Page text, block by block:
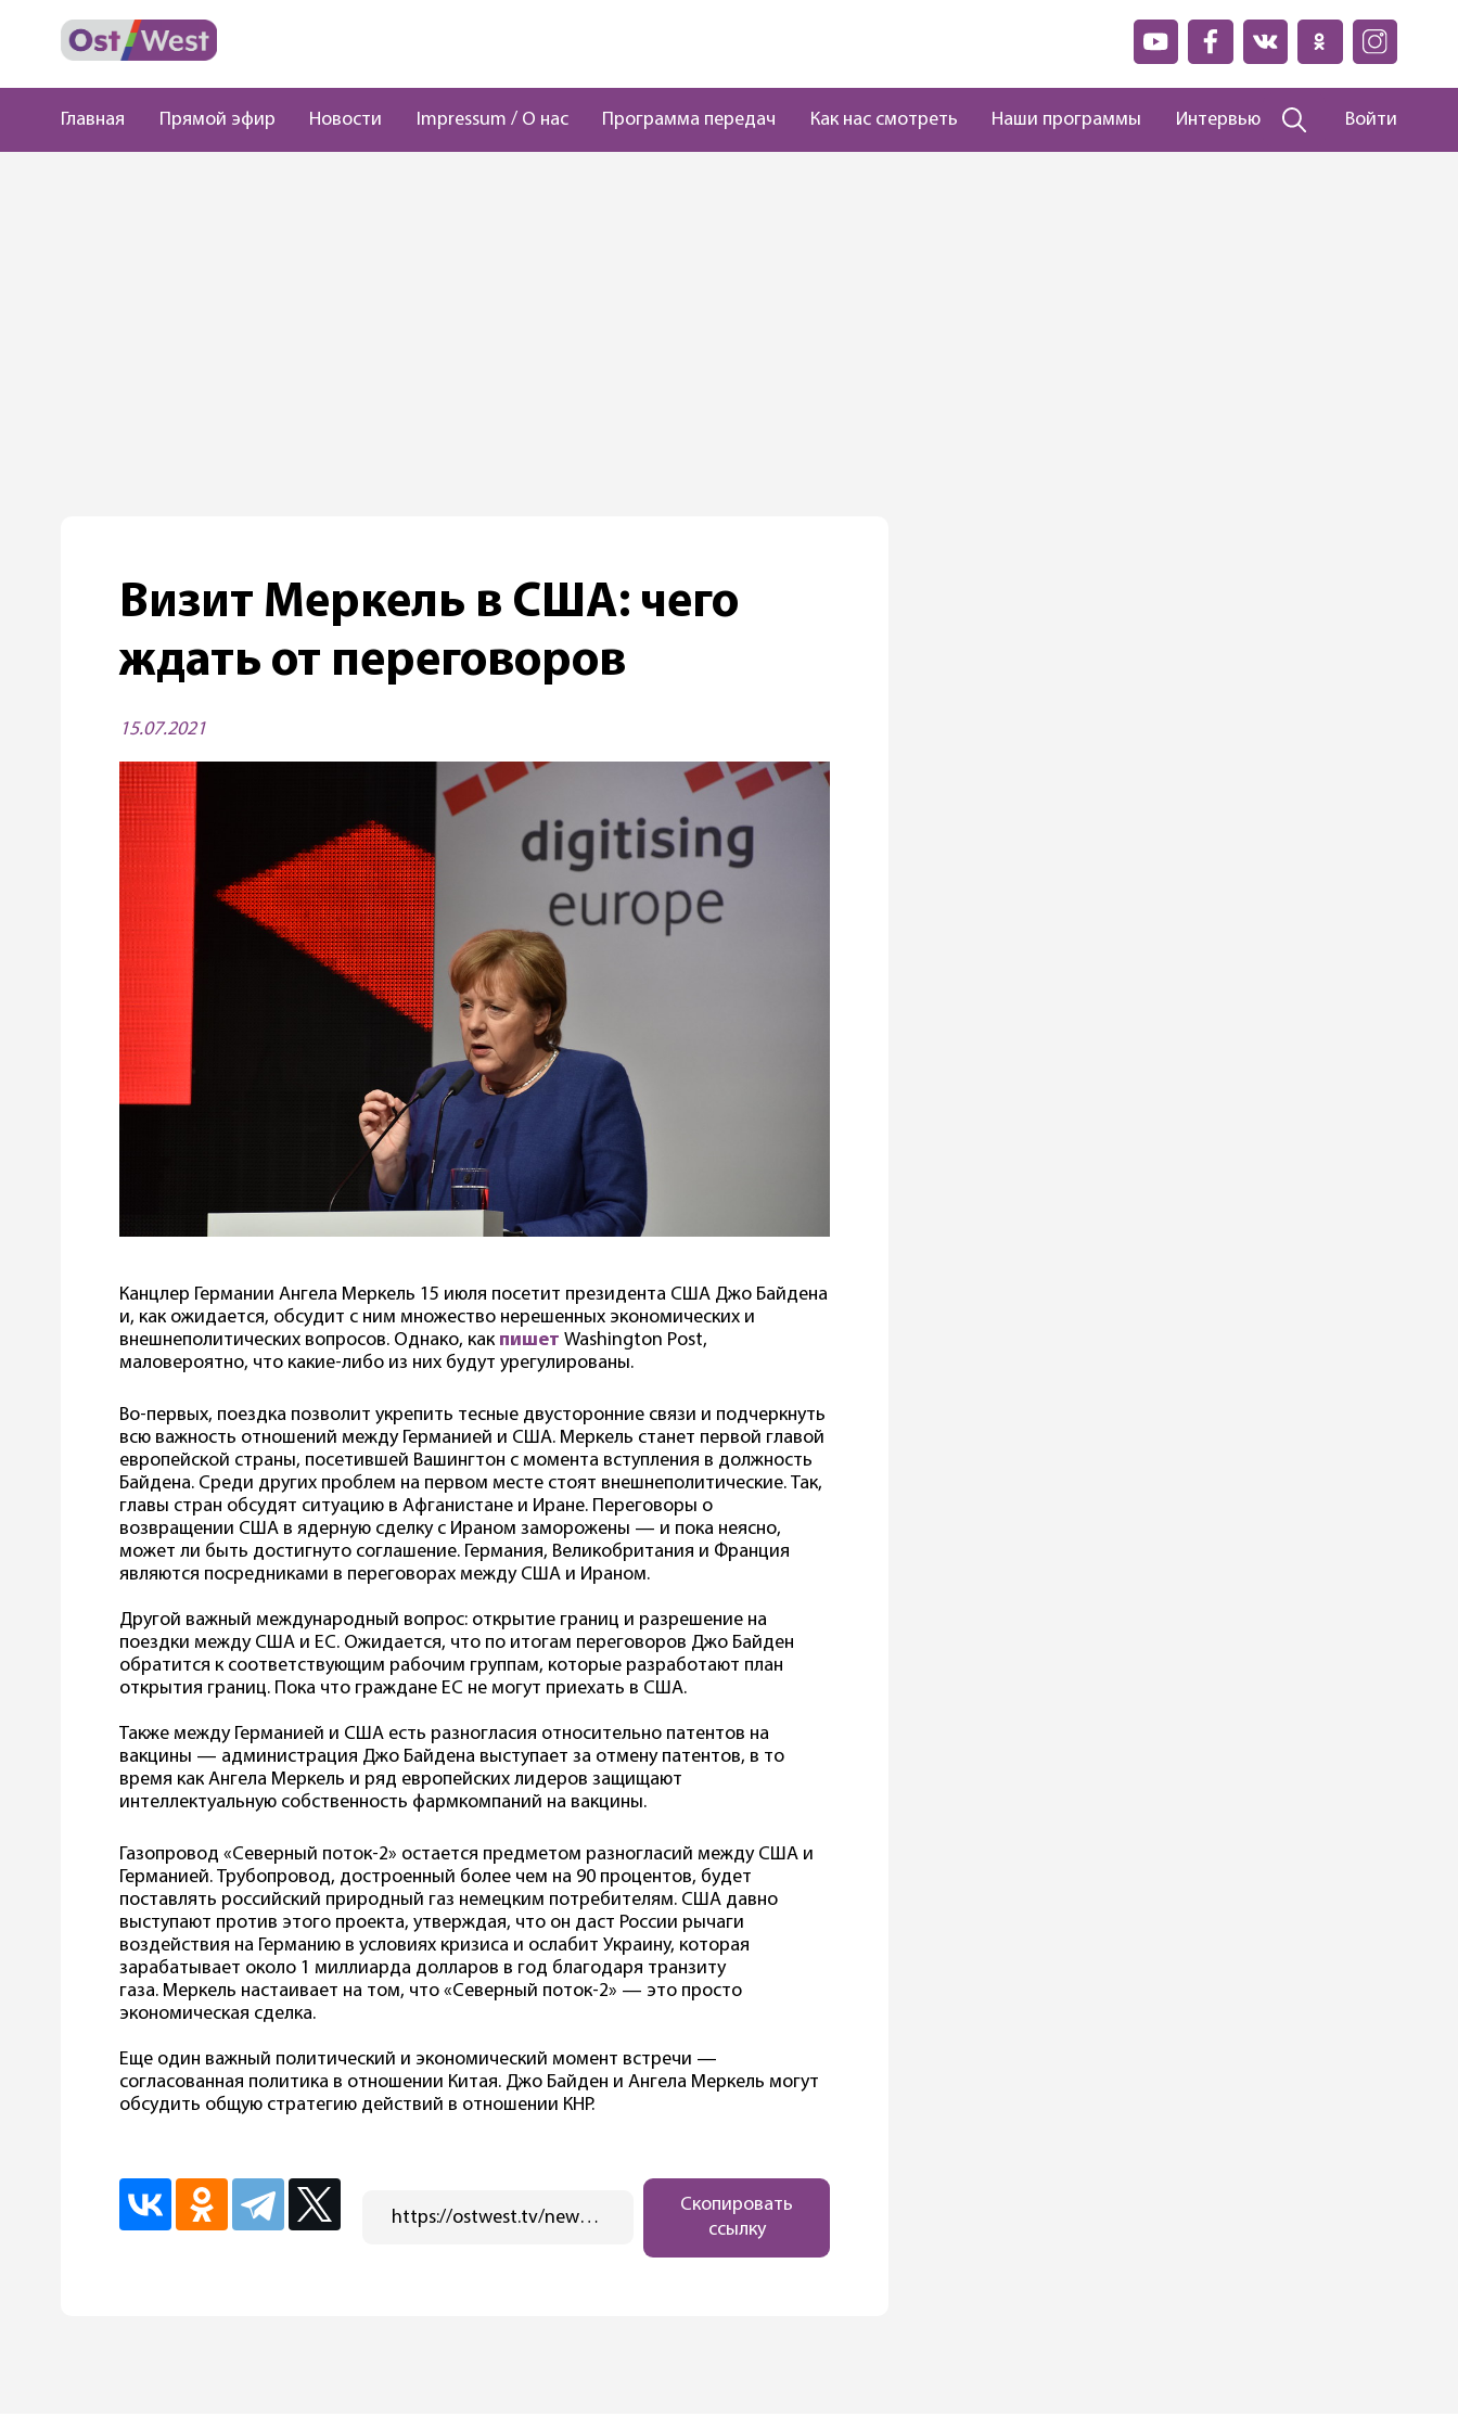
Главная Прямой эфир Новости Impressum / О нас Программа передач Как нас смотреть Наши программы Интервью Войти
Визит Меркель в США: чего
ждать от переговоров
15.07.2021
Канцлер Германии Ангела Меркель 15 июля посетит президента США Джо Байдена
и, как ожидается, обсудит с ним множество нерешенных экономических и
внешнеполитических вопросов. Однако, как пишет Washington Post,
маловероятно, что какие-либо из них будут урегулированы.
Во-первых, поездка позволит укрепить тесные двусторонние связи и подчеркнуть
всю важность отношений между Германией и США. Меркель станет первой главой
европейской страны, посетившей Вашингтон с момента вступления в должность
Байдена. Среди других проблем на первом месте стоят внешнеполитические. Так,
главы стран обсудят ситуацию в Афганистане и Иране. Переговоры о
возвращении США в ядерную сделку с Ираном заморожены — и пока неясно,
может ли быть достигнуто соглашение. Германия, Великобритания и Франция
являются посредниками в переговорах между США и Ираном.
Другой важный международный вопрос: открытие границ и разрешение на
поездки между США и ЕС. Ожидается, что по итогам переговоров Джо Байден
обратится к соответствующим рабочим группам, которые разработают план
открытия границ. Пока что граждане ЕС не могут приехать в США.
Также между Германией и США есть разногласия относительно патентов на
вакцины — администрация Джо Байдена выступает за отмену патентов, в то
время как Ангела Меркель и ряд европейских лидеров защищают
интеллектуальную собственность фармкомпаний на вакцины.
Газопровод «Северный поток-2» остается предметом разногласий между США и
Германией. Трубопровод, достроенный более чем на 90 процентов, будет
поставлять российский природный газ немецким потребителям. США давно
выступают против этого проекта, утверждая, что он даст России рычаги
воздействия на Германию в условиях кризиса и ослабит Украину, которая
зарабатывает около 1 миллиарда долларов в год благодаря транзиту
газа. Меркель настаивает на том, что «Северный поток-2» — это просто
экономическая сделка.
Еще один важный политический и экономический момент встречи —
согласованная политика в отношении Китая. Джо Байден и Ангела Меркель могут
обсудить общую стратегию действий в отношении КНР.
https://ostwest.tv/news/vizit-merkel-v-ssha-ozhidaniya-ot-peregovorov/
Скопировать
ссылку